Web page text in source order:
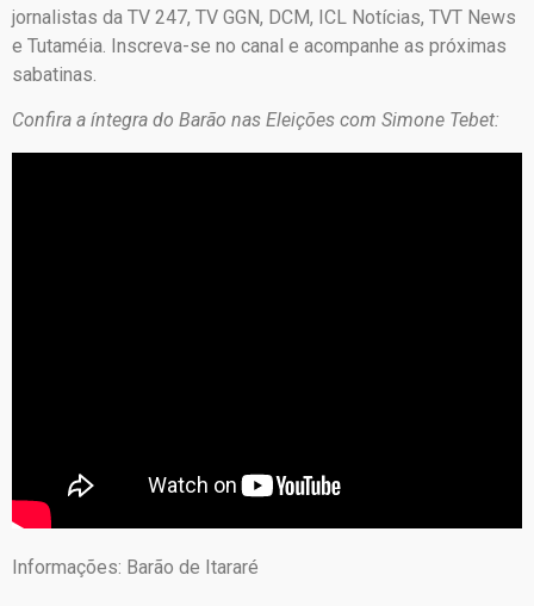
jornalistas da TV 247, TV GGN, DCM, ICL Notícias, TVT News
e Tutaméia. Inscreva-se no canal e acompanhe as próximas
sabatinas.
Confira a íntegra do Barão nas Eleições com Simone Tebet:
Informações: Barão de Itararé